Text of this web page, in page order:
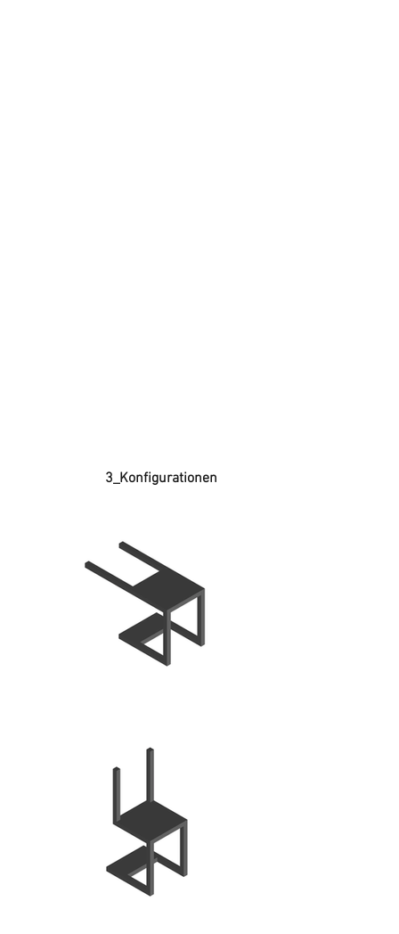
3_Konfigurationen